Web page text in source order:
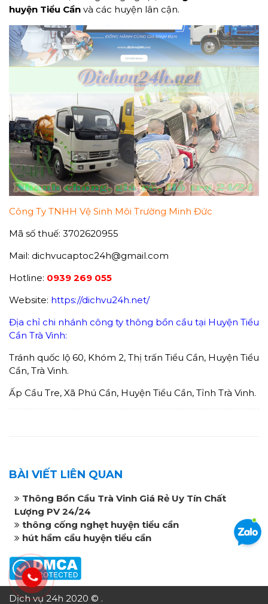
huyện Tiểu Cần và các huyện lân cận.
Công Ty TNHH Vệ Sinh Môi Trường Minh Đức
Mã số thuế: 3702620955
Mail: dichvucaptoc24h@gmail.com
Hotline: 0939 269 055
Website: https://dichvu24h.net/
Địa chỉ chi nhánh công ty thông bồn cầu tại Huyện Tiểu
Cần Trà Vinh:
Tránh quốc lộ 60, Khóm 2, Thị trấn Tiểu Cần, Huyện Tiểu
Cần, Trà Vinh.
Ấp Cầu Tre, Xã Phú Cần, Huyện Tiểu Cần, Tỉnh Trà Vinh.
BÀI VIẾT LIÊN QUAN
Thông Bồn Cầu Trà Vinh Giá Rẻ Uy Tín Chất
Lượng PV 24/24
thông cống nghẹt huyện tiểu cần
hút hầm cầu huyện tiểu cần
Dịch vụ 24h 2020 © .